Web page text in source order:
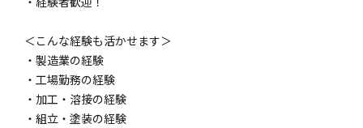
＜こんな経験も活かせます＞
・製造業の経験
・工場勤務の経験
・加工・溶接の経験
・組立・塗装の経験